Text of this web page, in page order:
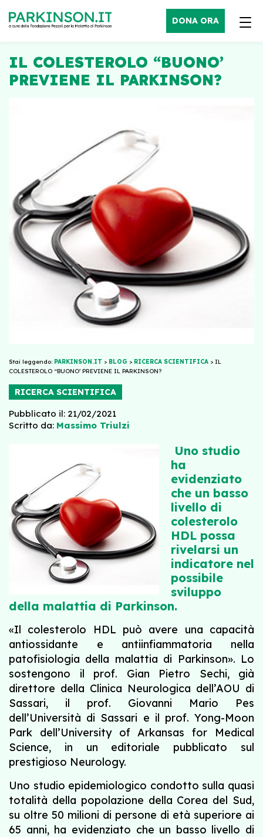
DONA ORA
IL COLESTEROLO “BUONO’
PREVIENE IL PARKINSON?
Stai leggendo: PARKINSON.IT > BLOG > RICERCA SCIENTIFICA > IL
COLESTEROLO “BUONO’ PREVIENE IL PARKINSON?
RICERCA SCIENTIFICA
Pubblicato il: 21/02/2021
Scritto da: Massimo Triulzi
Uno studio
ha
evidenziato
che un basso
livello di
colesterolo
HDL possa
rivelarsi un
indicatore nel
possibile
sviluppo
della malattia di Parkinson.
«Il colesterolo HDL può avere una capacità
antiossidante e antiinfiammatoria nella
patofisiologia della malattia di Parkinson». Lo
sostengono il prof. Gian Pietro Sechi, già
direttore della Clinica Neurologica dell’AOU di
Sassari, il prof. Giovanni Mario Pes
dell’Università di Sassari e il prof. Yong-Moon
Park dell’University of Arkansas for Medical
Science, in un editoriale pubblicato sul
prestigioso Neurology.
Uno studio epidemiologico condotto sulla quasi
totalità della popolazione della Corea del Sud,
su oltre 50 milioni di persone di età superiore ai
65 anni, ha evidenziato che un basso livello di